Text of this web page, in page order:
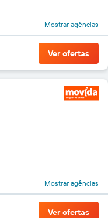
Mostrar agências
Ver ofertas
Mostrar agências
Ver ofertas